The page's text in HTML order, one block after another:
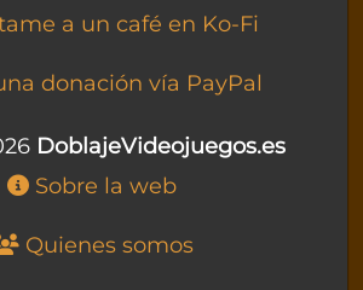
a un café en Ko-Fi
donación vía PayPal
DoblajeVideojuegos.es
Sobre la web
Quienes somos